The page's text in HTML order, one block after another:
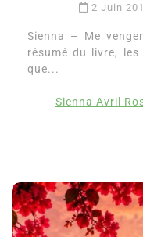
2 Juin
Sienna – Me
résumé du livre,
que...
Sienna Avril